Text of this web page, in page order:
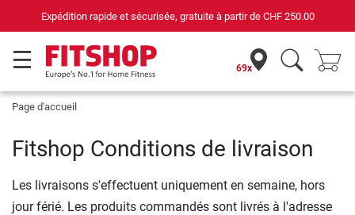
Expédition rapide et sécurisée, gratuite à partir de CHF 250.00
69x
Page d'accueil
Fitshop Conditions de livraison
Les livraisons s'effectuent uniquement en semaine, hors
jour férié. Les produits commandés sont livrés à l'adresse